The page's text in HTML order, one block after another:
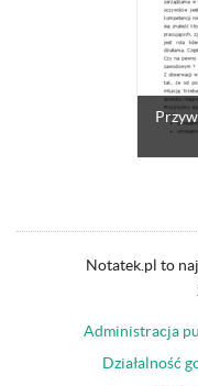
Notatek.pl to
Administracja
Działalność